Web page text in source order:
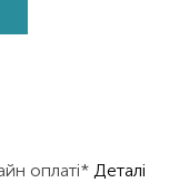
оплаті* Деталі